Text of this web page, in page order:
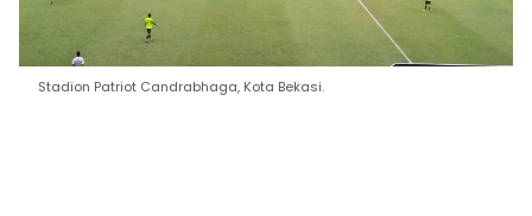
Stadion Patriot Candrabhaga, Kota Bekasi.